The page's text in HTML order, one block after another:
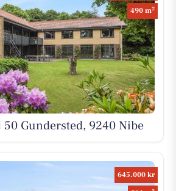
490 m2
50 Gundersted, 9240 Nibe
645.000 kr